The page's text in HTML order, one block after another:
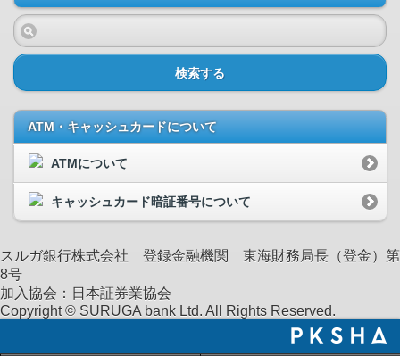
検索する
ATM・キャッシュカードについて
ATMについて
キャッシュカード暗証番号について
スルガ銀行株式会社 登録金融機関 東海財務局長（登金）第
8号
加入協会：日本証券業協会
Copyright © SURUGA bank Ltd. All Rights Reserved.